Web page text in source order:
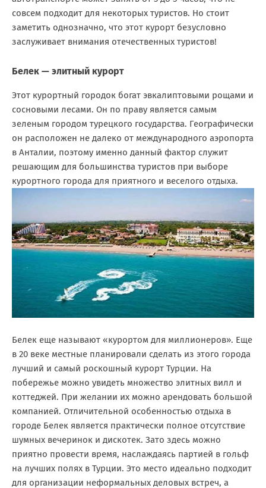
совсем подходит для некоторых туристов. Но стоит
заметить однозначно, что этот курорт безусловно
заслуживает внимания отечественных туристов!
Белек — элитный курорт
Этот курортный городок богат эвкалиптовыми рощами и
сосновыми лесами. Он по праву является самым
зеленым городом турецкого государства. Географически
он расположен не далеко от международного аэропорта
в Анталии, поэтому именно данный фактор служит
решающим для большинства туристов при выборе
курортного города для приятного и веселого отдыха.
Белек еще называют «курортом для миллионеров». Еще
в 20 веке местные планировали сделать из этого города
лучший и самый роскошный курорт Турции. На
побережье можно увидеть множество элитных вилл и
коттеджей. При желании их можно арендовать большой
компанией. Отличительной особенностью отдыха в
городе Белек является практически полное отсутствие
шумных вечеринок и дискотек. Зато здесь можно
приятно провести время, наслаждаясь партией в гольф
на лучших полях в Турции. Это место идеально подходит
для организации неформальных деловых встреч, а